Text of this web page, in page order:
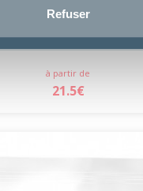
Refuser
Royal Canin
S/O SMALL DOG
à partir de
21.5€